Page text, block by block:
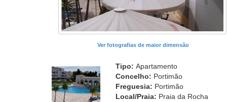
Ver fotografias de maior dimensão
Tipo: Apartamento
Concelho: Portimão
Freguesia: Portimão
Local/Praia: Praia da Rocha